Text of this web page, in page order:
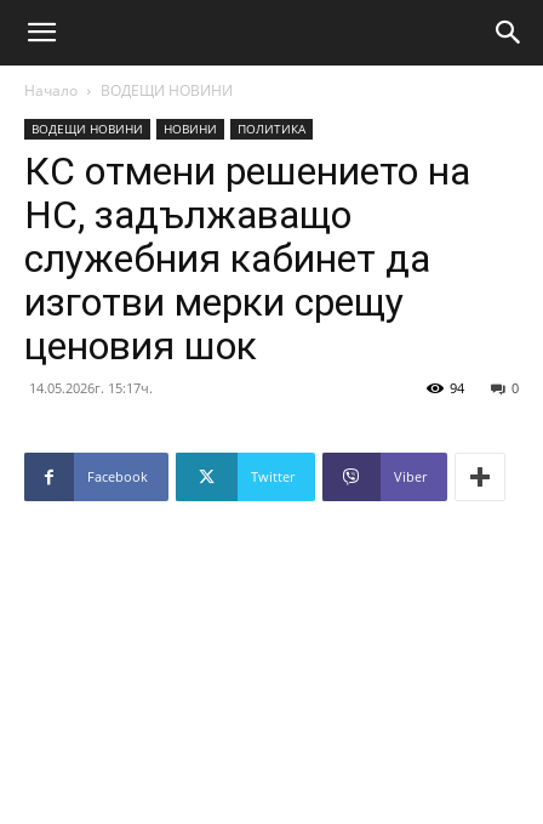
Начало ВОДЕЩИ НОВИНИ
ВОДЕЩИ НОВИНИ НОВИНИ ПОЛИТИКА
КС отмени решението на
НС, задължаващо
служебния кабинет да
изготви мерки срещу
ценовия шок
14.05.2026г. 15:17ч. 0
94
Facebook Twitter Viber